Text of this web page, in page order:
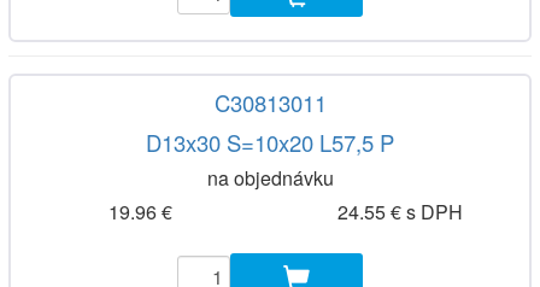
C30813011
D13x30 S=10x20 L57,5 P
na objednávku
19.96 €
24.55 € s DPH